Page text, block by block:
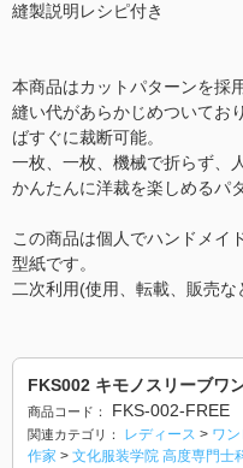
縫製説明レシピ付き
本商品はカットパターンを採用
縫い代があらかじめついてお
ばすぐに裁断可能。
一枚、一枚、機械で折らず、
かんたんに洋裁を楽しめるパ
この商品は個人でハンドメイ
型紙です。
二次利用(使用、転載、販売な
FKS002 キモノスリーブワ
商品コード： FKS-002-FREE
関連カテゴリ： レディース > ワ
作家 > 文化服装学院 高度専門士